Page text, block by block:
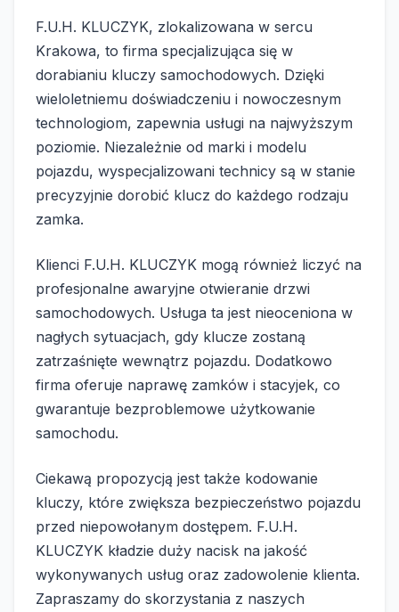
F.U.H. KLUCZYK, zlokalizowana w sercu
Krakowa, to firma specjalizująca się w
dorabianiu kluczy samochodowych. Dzięki
wieloletniemu doświadczeniu i nowoczesnym
technologiom, zapewnia usługi na najwyższym
poziomie. Niezależnie od marki i modelu
pojazdu, wyspecjalizowani technicy są w stanie
precyzyjnie dorobić klucz do każdego rodzaju
zamka.
Klienci F.U.H. KLUCZYK mogą również liczyć na
profesjonalne awaryjne otwieranie drzwi
samochodowych. Usługa ta jest nieoceniona w
nagłych sytuacjach, gdy klucze zostaną
zatrzaśnięte wewnątrz pojazdu. Dodatkowo
firma oferuje naprawę zamków i stacyjek, co
gwarantuje bezproblemowe użytkowanie
samochodu.
Ciekawą propozycją jest także kodowanie
kluczy, które zwiększa bezpieczeństwo pojazdu
przed niepowołanym dostępem. F.U.H.
KLUCZYK kładzie duży nacisk na jakość
wykonywanych usług oraz zadowolenie klienta.
Zapraszamy do skorzystania z naszych